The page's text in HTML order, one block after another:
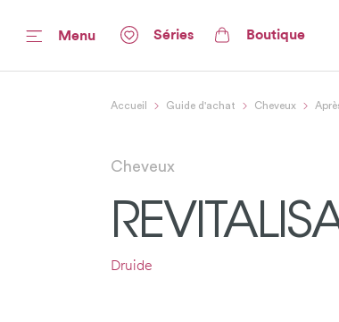
Menu Séries Boutique
Accueil Guide d'achat Cheveux
Cheveux
Druide